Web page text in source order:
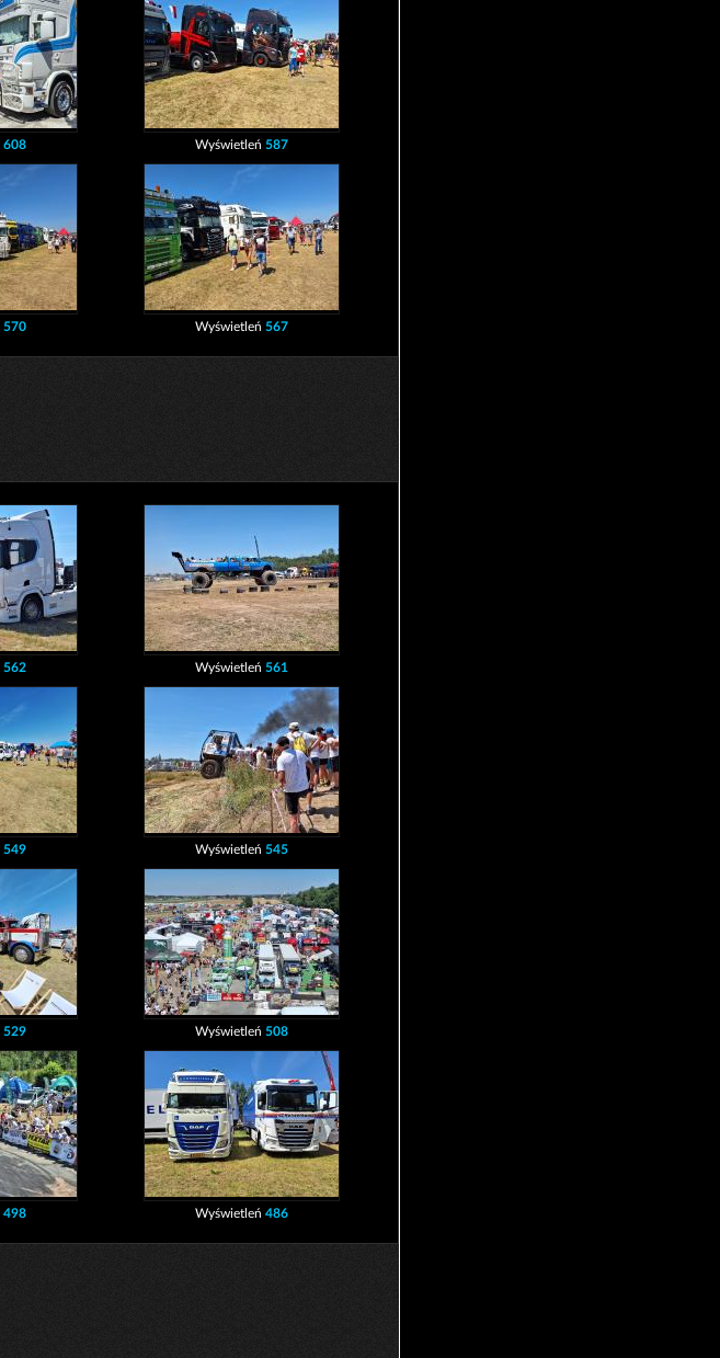
608 Wyświetleń587
570 Wyświetleń567
562 Wyświetleń561
549 Wyświetleń545
529 Wyświetleń508
498 Wyświetleń486